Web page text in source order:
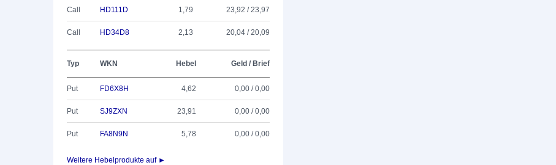
Call HD111D 1,79 23,92 / 23,97
Call HD34D8 2,13 20,04 / 20,09
Typ WKN Hebel Geld / Brief
Put FD6X8H 4,62 0,00 / 0,00
Put SJ9ZXN 23,91 0,00 / 0,00
Put FA8N9N 5,78 0,00 / 0,00
Weitere Hebelprodukte auf ►